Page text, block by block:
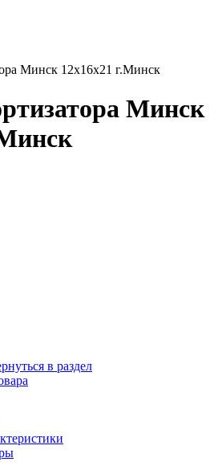
Минск 12х16х21 г.Минск
Минск